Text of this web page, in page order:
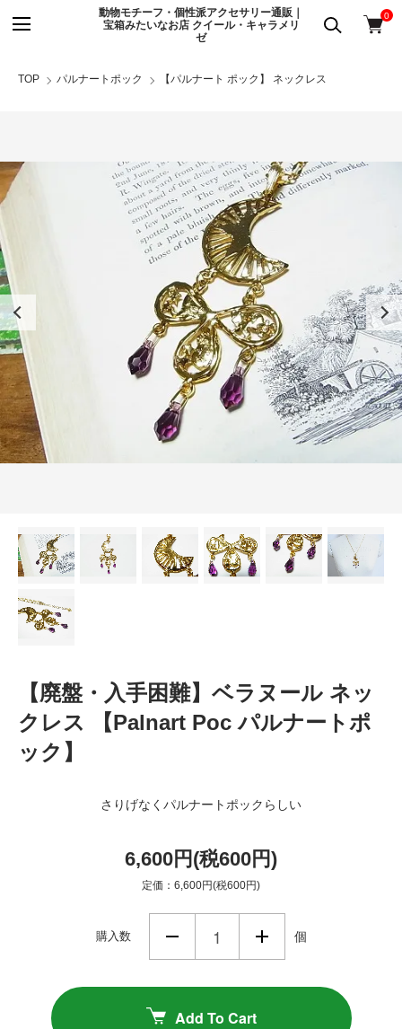
動物モチーフ・個性派アクセサリー通販｜
宝箱みたいなお店 クイール・キャラメリ
ゼ
0
TOP パルナートポック 【パルナート ポック】 ネックレス
【廃盤・入手困難】ベラヌール ネッ
クレス 【Palnart Poc パルナートポ
ック】
さりげなくパルナートポックらしい
6,600円(税600円)
定価：6,600円(税600円)
購入数 個
Add To Cart